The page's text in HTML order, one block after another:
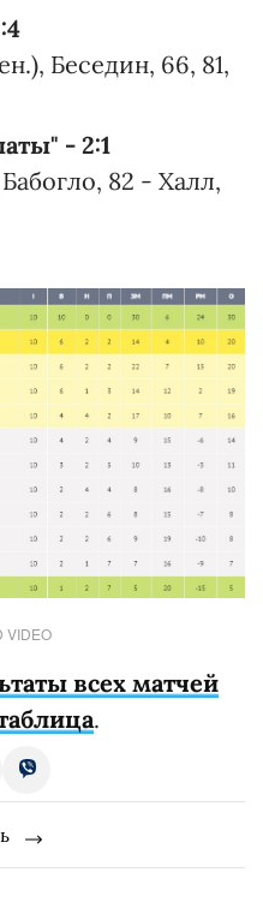
Беседин, 66, 81,
- 2:1
82 - Халл,
VIDEO
всех матчей
.